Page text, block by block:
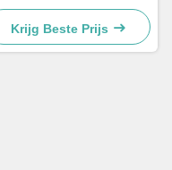
Klasse II EU elektrische
klasse Perfect voor
magazijnen en grote
Krijg Beste Prijs